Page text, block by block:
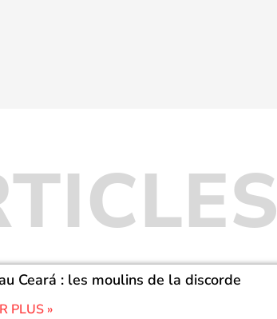
Ceará : les moulins de la discorde
PLUS »